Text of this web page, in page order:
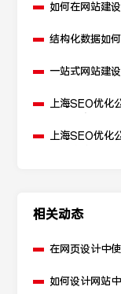
如何在网站建
结构化数据如
一站式网站建
上海SEO优化
上海SEO优化
相关动态
在网页设计中
如何设计网站